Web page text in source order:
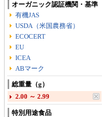
オーガニック認証機関・基準
有機JAS
USDA（米国農務省）
ECOCERT
EU
ICEA
ABマーク
総重量（g）
2.00 ～ 2.99
特別用途食品